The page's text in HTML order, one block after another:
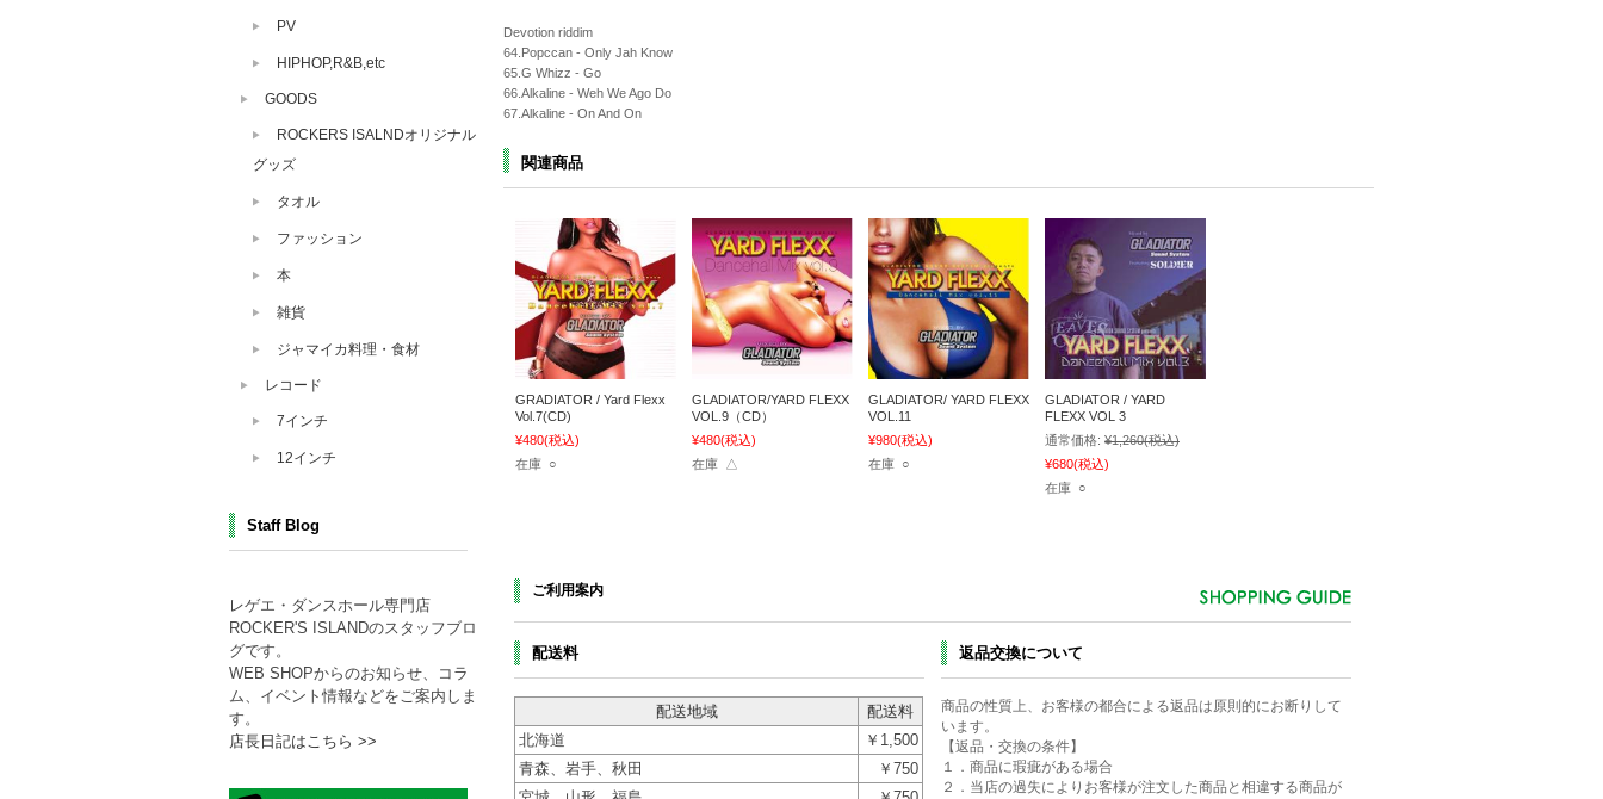
Devotion riddim
64.Popccan - Only Jah Know
65.G Whizz - Go
66.Alkaline - Weh We Ago Do
67.Alkaline - On And On
関連商品
GRADIATOR / Yard Flexx
Vol.7(CD)
¥480(税込)
在庫 ○
GLADIATOR/YARD FLEXX
VOL.9（CD）
¥480(税込)
在庫 △
GLADIATOR/ YARD FLEXX
VOL.11
¥980(税込)
在庫 ○
GLADIATOR / YARD
FLEXX VOL 3
通常価格: ¥1,260(税込)
¥680(税込)
在庫 ○
ご利用案内
配送料
配送地域
配送料
北海道
￥1,500
青森、岩手、秋田
￥750
返品交換について
商品の性質上、お客様の都合による返品は原則的にお断りして
います。
【返品・交換の条件】
１．商品に瑕疵がある場合
２．当店の過失によりお客様が注文した商品と相違する商品が
PV
HIPHOP,R&B,etc
GOODS
ROCKERS ISALNDオリジナル
グッズ
タオル
ファッション
本
雑貨
ジャマイカ料理・食材
レコード
7インチ
12インチ
Staff Blog
レゲエ・ダンスホール専門店
ROCKER'S ISLANDのスタッフブロ
グです。
WEB SHOPからのお知らせ、コラ
ム、イベント情報などをご案内しま
す。
店長日記はこちら >>